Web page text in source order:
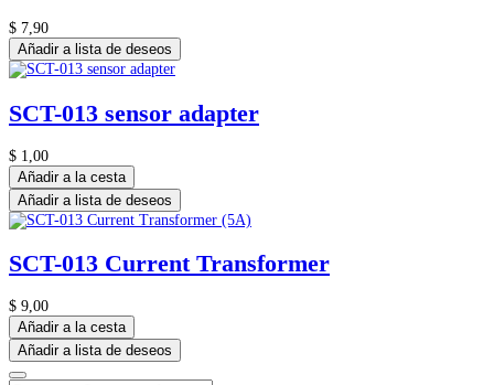
$ 7,90
Añadir a lista de deseos
SCT-013 sensor adapter
$ 1,00
Añadir a la cesta
Añadir a lista de deseos
SCT-013 Current Transformer
$ 9,00
Añadir a la cesta
Añadir a lista de deseos